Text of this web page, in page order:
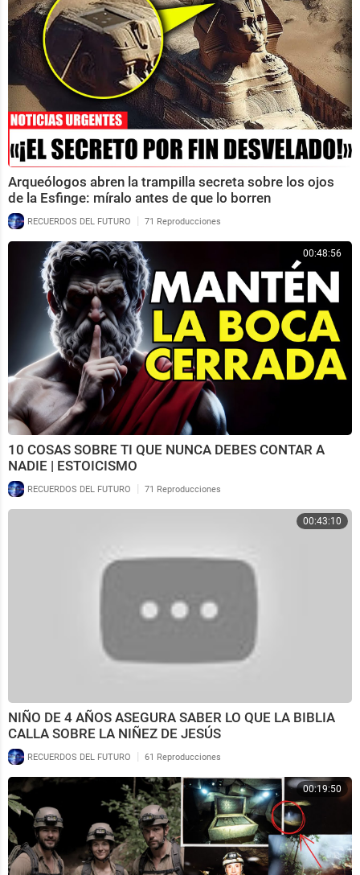
Arqueólogos abren la trampilla secreta sobre los ojos
de la Esfinge: míralo antes de que lo borren
RECUERDOS DEL FUTURO | 71 Reproducciones
00:48:56
10 COSAS SOBRE TI QUE NUNCA DEBES CONTAR A
NADIE | ESTOICISMO
RECUERDOS DEL FUTURO | 71 Reproducciones
00:43:10
NIÑO DE 4 AÑOS ASEGURA SABER LO QUE LA BIBLIA
CALLA SOBRE LA NIÑEZ DE JESÚS
RECUERDOS DEL FUTURO | 61 Reproducciones
00:19:50